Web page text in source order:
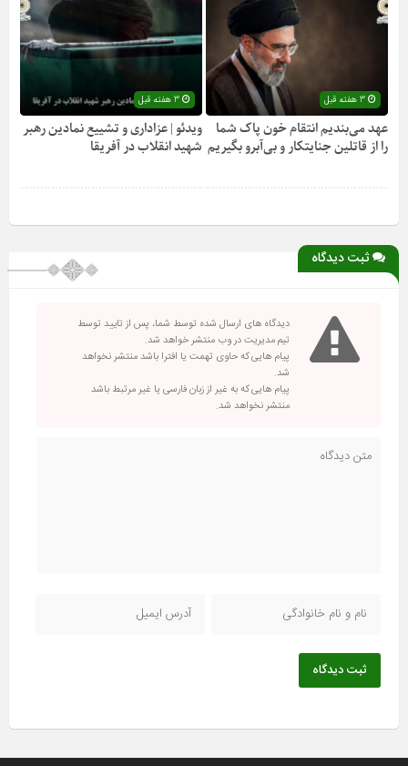
3 هفته قبل
عهد می‌بندیم انتقام خون پاک شما
را از قاتلین جنایتکار و بی‌آبرو بگیریم
ویدئو | عزاداری و تشییع نمادین رهبر
شهید انقلاب در آفریقا
ثبت دیدگاه
دیدگاه های ارسال شده توسط شما، پس از تایید توسط
تیم مدیریت در وب منتشر خواهد شد.
پیام هایی که حاوی تهمت یا افترا باشد منتشر نخواهد
شد.
پیام هایی که به غیر از زبان فارسی یا غیر مرتبط باشد
منتشر نخواهد شد.
ثبت دیدگاه